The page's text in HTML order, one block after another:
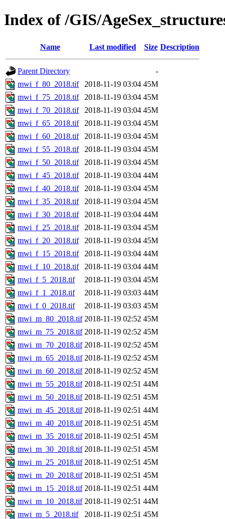
Index of /GIS/
Name Last modified Size Description
Parent Directory
-
mwi_f_80_2018.tif
2018-11-19 03:04 45M
mwi_f_75_2018.tif
2018-11-19 03:04 45M
mwi_f_70_2018.tif
2018-11-19 03:04 45M
mwi_f_65_2018.tif
2018-11-19 03:04 45M
mwi_f_60_2018.tif
2018-11-19 03:04 45M
mwi_f_55_2018.tif
2018-11-19 03:04 45M
mwi_f_50_2018.tif
2018-11-19 03:04 45M
mwi_f_45_2018.tif
2018-11-19 03:04 44M
mwi_f_40_2018.tif
2018-11-19 03:04 45M
mwi_f_35_2018.tif
2018-11-19 03:04 45M
mwi_f_30_2018.tif
2018-11-19 03:04 44M
mwi_f_25_2018.tif
2018-11-19 03:04 45M
mwi_f_20_2018.tif
2018-11-19 03:04 45M
mwi_f_15_2018.tif
2018-11-19 03:04 44M
mwi_f_10_2018.tif
2018-11-19 03:04 44M
mwi_f_5_2018.tif
2018-11-19 03:04 45M
mwi_f_1_2018.tif
2018-11-19 03:03 44M
mwi_f_0_2018.tif
2018-11-19 03:03 45M
mwi_m_80_2018.tif 2018-11-19 02:52 45M
mwi_m_75_2018.tif 2018-11-19 02:52 45M
mwi_m_70_2018.tif 2018-11-19 02:52 45M
mwi_m_65_2018.tif 2018-11-19 02:52 45M
mwi_m_60_2018.tif 2018-11-19 02:52 45M
mwi_m_55_2018.tif 2018-11-19 02:51 44M
mwi_m_50_2018.tif 2018-11-19 02:51 45M
mwi_m_45_2018.tif 2018-11-19 02:51 44M
mwi_m_40_2018.tif 2018-11-19 02:51 45M
mwi_m_35_2018.tif 2018-11-19 02:51 45M
mwi_m_30_2018.tif 2018-11-19 02:51 45M
mwi_m_25_2018.tif 2018-11-19 02:51 45M
mwi_m_20_2018.tif 2018-11-19 02:51 45M
mwi_m_15_2018.tif 2018-11-19 02:51 44M
mwi_m_10_2018.tif 2018-11-19 02:51 44M
mwi_m_5_2018.tif
2018-11-19 02:51 45M